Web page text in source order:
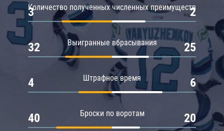
Количество полученных численных преимуществ
3 2
Выигранные вбрасывания
32 25
Штрафное время
4 6
Броски по воротам
40 20